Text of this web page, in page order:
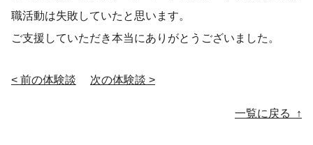
職活動は失敗していたと思います。
ご支援していただき本当にありがとうございました。
< 前の体験談 次の体験談 >
一覧に戻る ↑